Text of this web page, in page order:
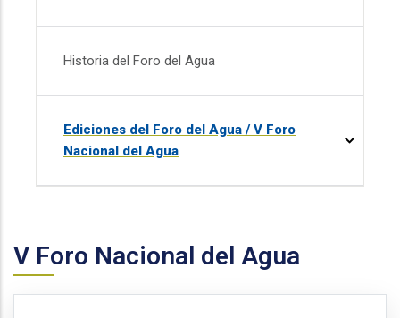
Historia del Foro del Agua
Ediciones del Foro del Agua / V Foro
Nacional del Agua
V Foro Nacional del Agua